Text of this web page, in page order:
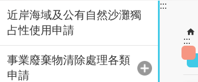
近岸海域及公有自然沙灘獨
占性使用申請
事業廢棄物清除處理各類
申請
:::
:::